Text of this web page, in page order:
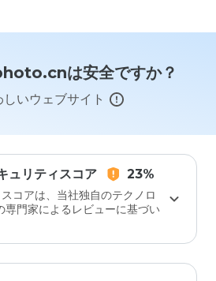
は安全ですか？
しいウェブサイト
ュリティスコア 23%
コアは、当社独自のテクノロ
専門家によるレビューに基づい